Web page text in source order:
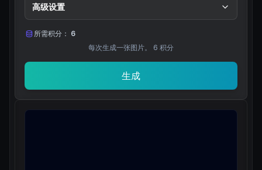
高级设置
所需积分： 6
每次生成一张图片。
6 积分
生成